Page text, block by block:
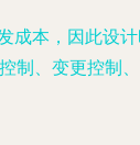
本，因此设计
制、变更控制